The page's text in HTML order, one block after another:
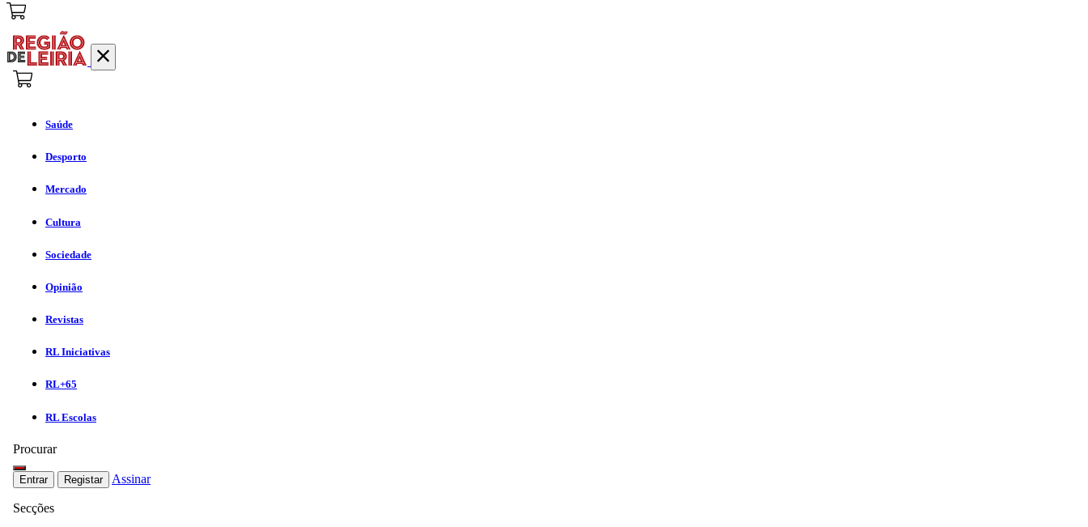
Saúde
Desporto
Mercado
Cultura
Sociedade
Opinião
Revistas
RL Iniciativas
RL+65
RL Escolas
Procurar
Entrar Registar Assinar
Secções